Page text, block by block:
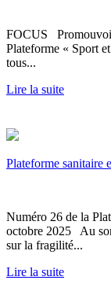
FOCUS
Plateforme « Sport
tous...
Lire la suite
Plateforme sanitaire
Numéro 26 de la
octobre 2025 Au
sur la fragilité...
Lire la suite